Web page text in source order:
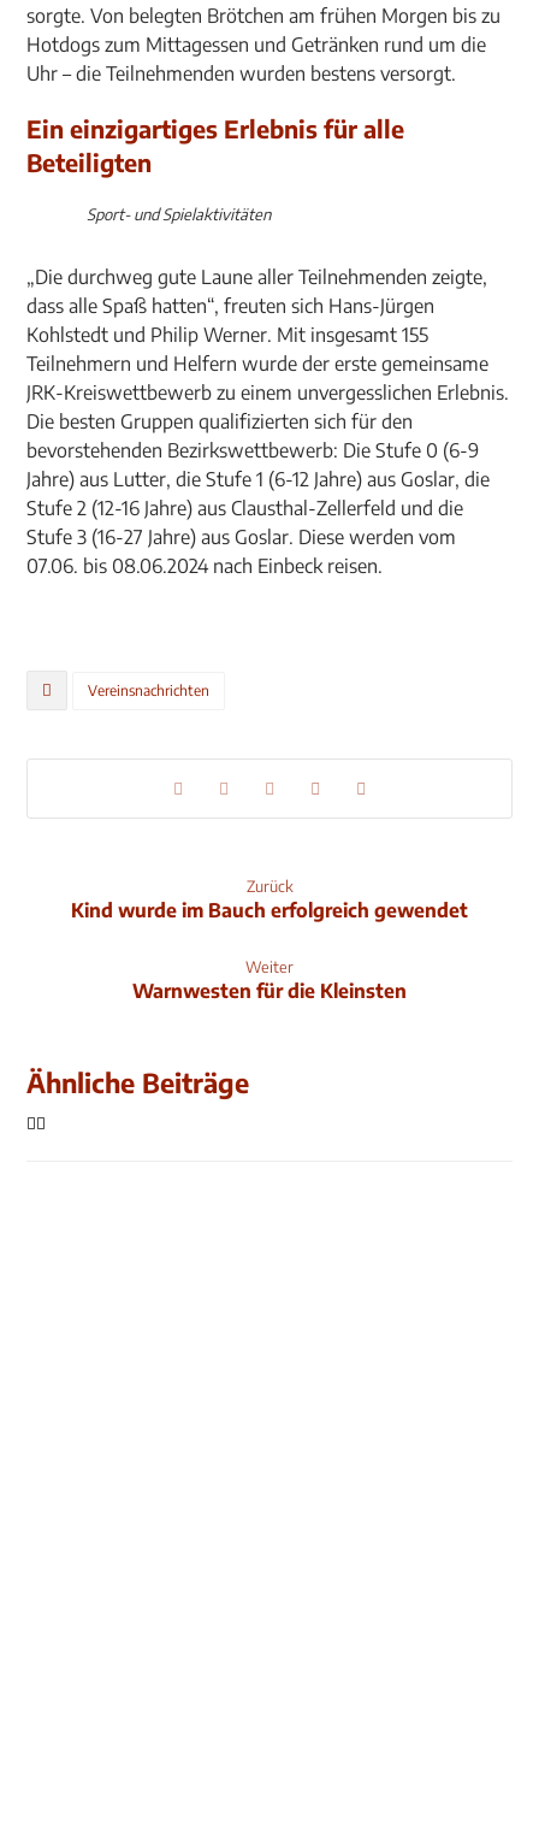
sorgte. Von belegten Brötchen am frühen Morgen bis zu
Hotdogs zum Mittagessen und Getränken rund um die
Uhr – die Teilnehmenden wurden bestens versorgt.
Ein einzigartiges Erlebnis für alle
Beteiligten
Sport- und Spielaktivitäten
„Die durchweg gute Laune aller Teilnehmenden zeigte,
dass alle Spaß hatten“, freuten sich Hans-Jürgen
Kohlstedt und Philip Werner. Mit insgesamt 155
Teilnehmern und Helfern wurde der erste gemeinsame
JRK-Kreiswettbewerb zu einem unvergesslichen Erlebnis.
Die besten Gruppen qualifizierten sich für den
bevorstehenden Bezirkswettbewerb: Die Stufe 0 (6-9
Jahre) aus Lutter, die Stufe 1 (6-12 Jahre) aus Goslar, die
Stufe 2 (12-16 Jahre) aus Clausthal-Zellerfeld und die
Stufe 3 (16-27 Jahre) aus Goslar. Diese werden vom
07.06. bis 08.06.2024 nach Einbeck reisen.
Vereinsnachrichten
Zurück
Kind wurde im Bauch erfolgreich gewendet
Weiter
Warnwesten für die Kleinsten
Ähnliche Beiträge